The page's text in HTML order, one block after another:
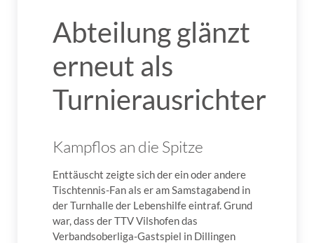
Abteilung glänzt
erneut als
Turnierausrichter
Kampflos an die Spitze
Enttäuscht zeigte sich der ein oder andere
Tischtennis-Fan als er am Samstagabend in
der Turnhalle der Lebenshilfe eintraf. Grund
war, dass der TTV Vilshofen das
Verbandsoberliga-Gastspiel in Dillingen